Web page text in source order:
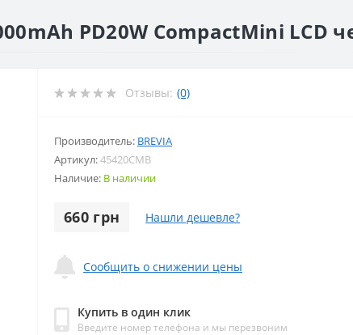
PD20W CompactMini LCD
Отзывы: (0)
Производитель: BREVIA
Артикул:45420CMB
Наличие: В наличии
660 грн Нашли дешевле?
Сообщить о снижении цены
Купить в один клик
Введите номер телефона и мы перезвоним